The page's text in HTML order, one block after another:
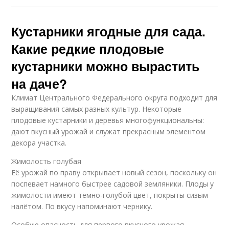
Кустарники ягодные для сада.
Какие редкие плодовые
кустарники можно вырастить
на даче?
Климат Центрального Федерального округа подходит для
выращивания самых разных культур. Некоторые
плодовые кустарники и деревья многофункциональны:
дают вкусный урожай и служат прекрасным элементом
декора участка.
Жимолость голубая
Её урожай по праву открывает новый сезон, поскольку он
поспевает намного быстрее садовой земляники. Плоды у
жимолости имеют тёмно-голубой цвет, покрыты сизым
налётом. По вкусу напоминают чернику.